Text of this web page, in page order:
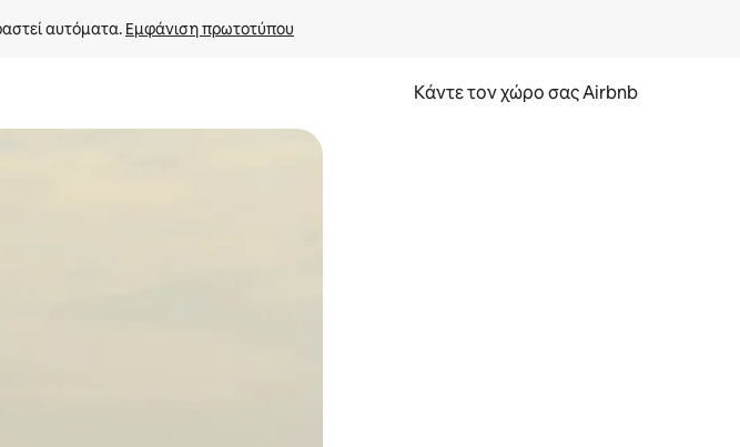
αυτόματα. Εμφάνιση πρωτοτύπου
Κάντε τον χώρο σας Airbnb